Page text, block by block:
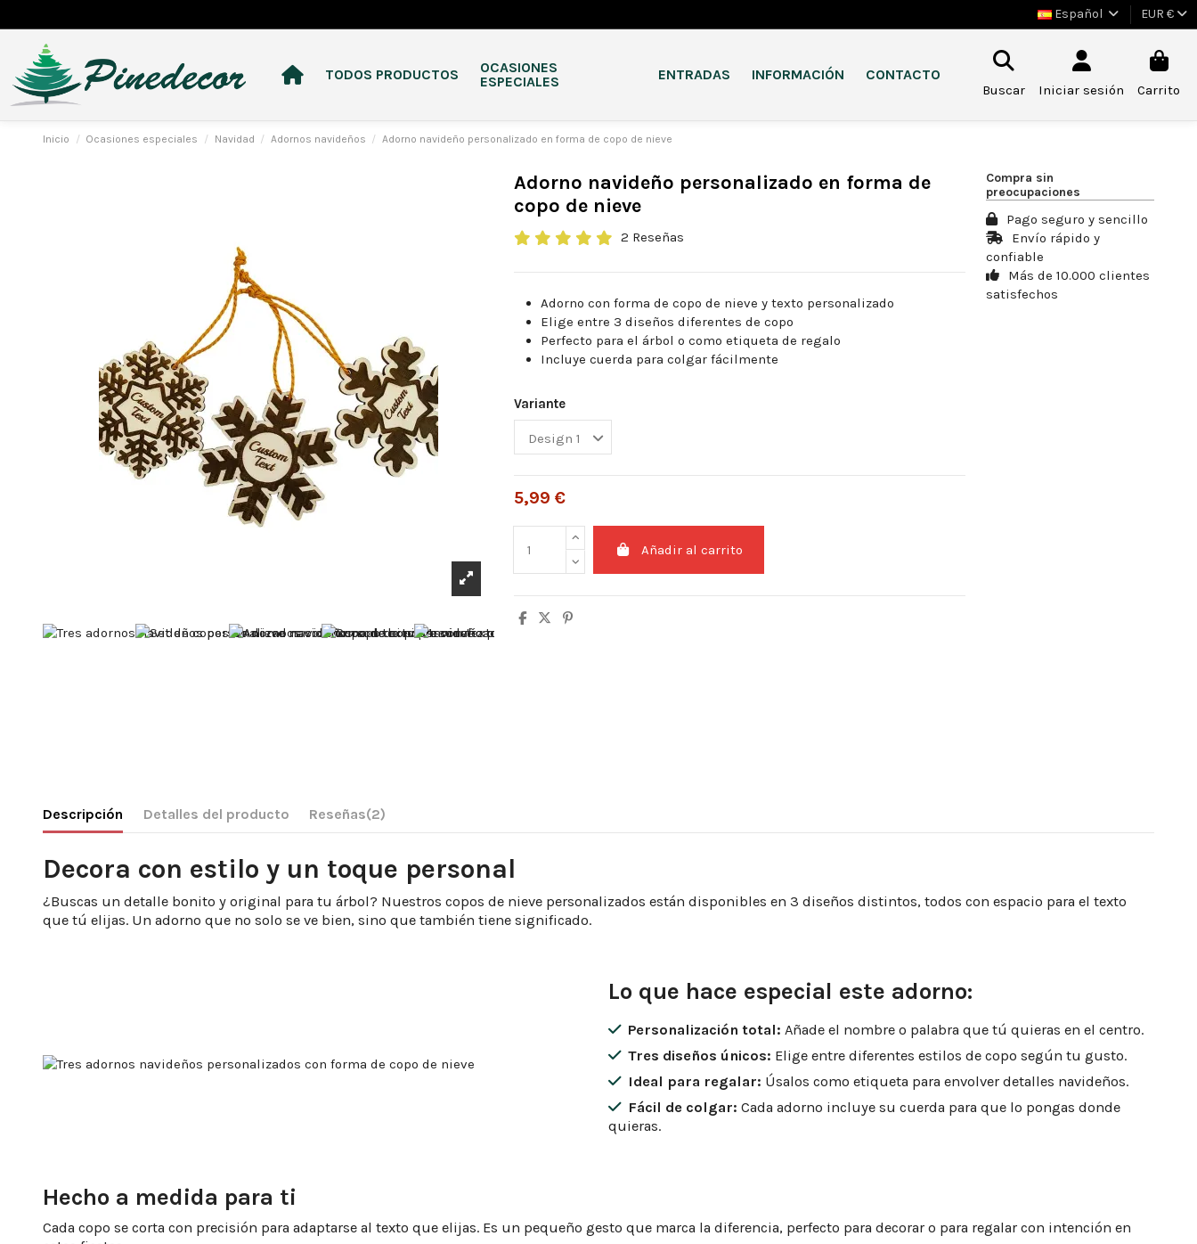
Español EUR €
TODOS PRODUCTOS
OCASIONES
ESPECIALES
ENTRADAS INFORMACIÓN CONTACTO
Buscar Iniciar sesión Carrito
Inicio Ocasiones especiales Navidad Adornos navideños Adorno navideño personalizado en forma de copo de nieve
Adorno navideño personalizado en forma de
copo de nieve
2 Reseñas
Adorno con forma de copo de nieve y texto personalizado
Elige entre 3 diseños diferentes de copo
Perfecto para el árbol o como etiqueta de regalo
Incluye cuerda para colgar fácilmente
Variante
5,99 €
Añadir al carrito
Compra sin
preocupaciones
Pago seguro y sencillo
Envío rápido y
confiable
Más de 10.000 clientes
satisfechos
Descripción Detalles del producto Reseñas(2)
Decora con estilo y un toque personal
¿Buscas un detalle bonito y original para tu árbol? Nuestros copos de nieve personalizados están disponibles en 3 diseños distintos, todos con espacio para el texto
que tú elijas. Un adorno que no solo se ve bien, sino que también tiene significado.
Lo que hace especial este adorno:
Personalización total: Añade el nombre o palabra que tú quieras en el centro.
Tres diseños únicos: Elige entre diferentes estilos de copo según tu gusto.
Ideal para regalar: Úsalos como etiqueta para envolver detalles navideños.
Fácil de colgar: Cada adorno incluye su cuerda para que lo pongas donde
quieras.
Hecho a medida para ti
Cada copo se corta con precisión para adaptarse al texto que elijas. Es un pequeño gesto que marca la diferencia, perfecto para decorar o para regalar con intención en